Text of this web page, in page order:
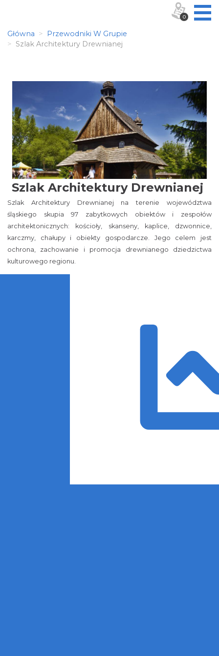
Główna
Przewodniki W Grupie
Szlak Architektury Drewnianej
Szlak Architektury Drewnianej
Szlak Architektury Drewnianej na terenie województwa
śląskiego skupia 97 zabytkowych obiektów i zespołów
architektonicznych: kościoły, skanseny, kaplice, dzwonnice,
karczmy, chałupy i obiekty gospodarcze. Jego celem jest
ochrona, zachowanie i promocja drewnianego dziedzictwa
kulturowego regionu.
0